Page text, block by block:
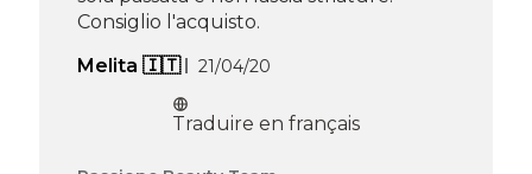
Consiglio l'acquisto.
Melita 🇮🇹
Date
publication
21/04/20
Traduire en français